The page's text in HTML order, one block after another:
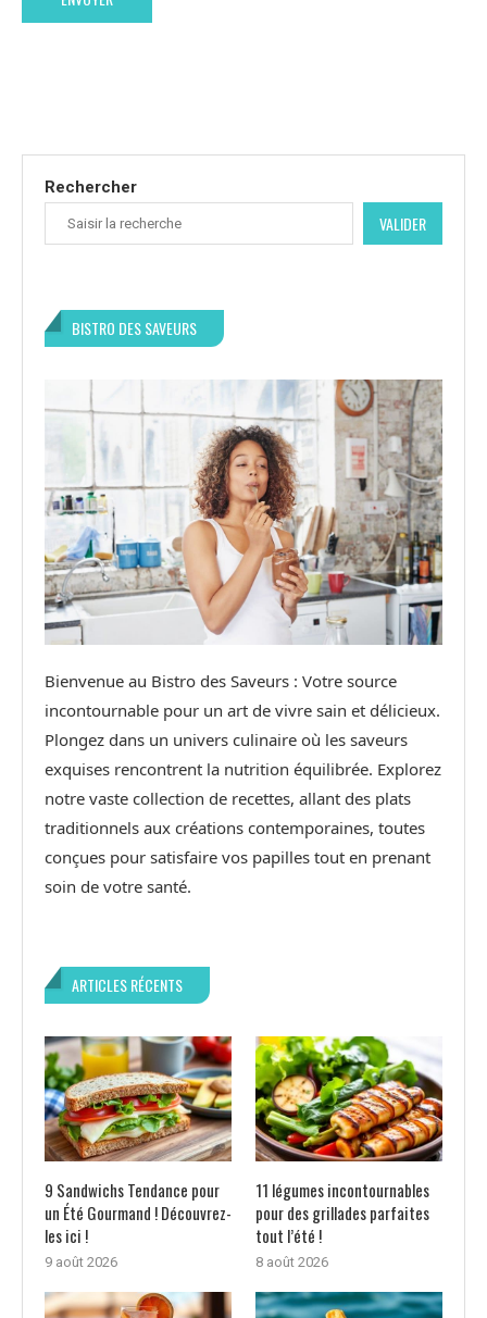
Rechercher
VALIDER
BISTRO DES SAVEURS
Bienvenue au Bistro des Saveurs : Votre source
incontournable pour un art de vivre sain et délicieux.
Plongez dans un univers culinaire où les saveurs
exquises rencontrent la nutrition équilibrée. Explorez
notre vaste collection de recettes, allant des plats
traditionnels aux créations contemporaines, toutes
conçues pour satisfaire vos papilles tout en prenant
soin de votre santé.
ARTICLES RÉCENTS
9 Sandwichs Tendance pour
un Été Gourmand ! Découvrez-
les ici !
9 août 2026
11 légumes incontournables
pour des grillades parfaites
tout l’été !
8 août 2026